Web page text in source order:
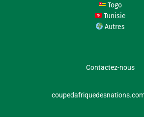
Togo
Tunisie
Autres
Contactez-nous